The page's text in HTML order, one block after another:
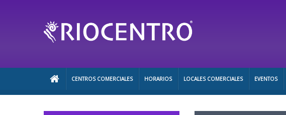
CENTROS COMERCIALES HORARIOS LOCALES COMERCIALES EVENTOS